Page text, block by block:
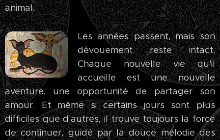
animal.
Les années passent, mais son
dévouement reste intact.
Chaque nouvelle vie qu'il
accueille est une nouvelle
aventure, une opportunité de partager son
amour. Et même si certains jours sont plus
difficiles que d'autres, il trouve toujours la force
de continuer, guidé par la douce mélodie des